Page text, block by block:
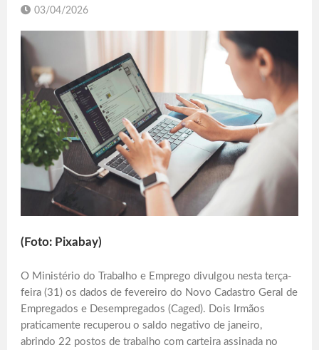
03/04/2026
(Foto: Pixabay)
O Ministério do Trabalho e Emprego divulgou nesta terça-
feira (31) os dados de fevereiro do Novo Cadastro Geral de
Empregados e Desempregados (Caged). Dois Irmãos
praticamente recuperou o saldo negativo de janeiro,
abrindo 22 postos de trabalho com carteira assinada no